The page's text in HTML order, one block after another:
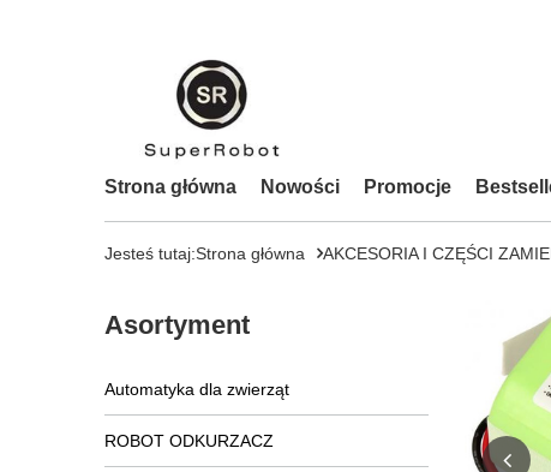
Strona główna Nowości Promocje
Jesteś tutaj:Strona główna AKCESORIA I CZĘŚCI
Asortyment
Automatyka dla zwierząt
ROBOT ODKURZACZ